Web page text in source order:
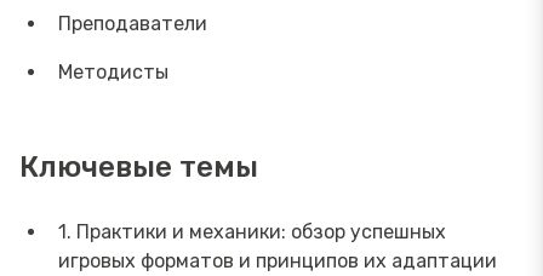
Преподаватели
Методисты
Ключевые темы
1. Практики и механики: обзор успешных
игровых форматов и принципов их адаптации